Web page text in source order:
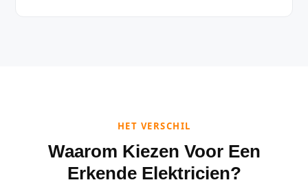
HET VERSCHIL
Waarom Kiezen Voor Een
Erkende Elektricien?